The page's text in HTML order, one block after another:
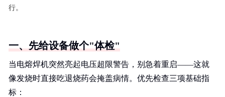
行。
一、先给设备做个"体检"
当电熔焊机突然亮起电压超限警告，别急着重启——这就
像发烧时直接吃退烧药会掩盖病情。优先检查三项基础指
标：